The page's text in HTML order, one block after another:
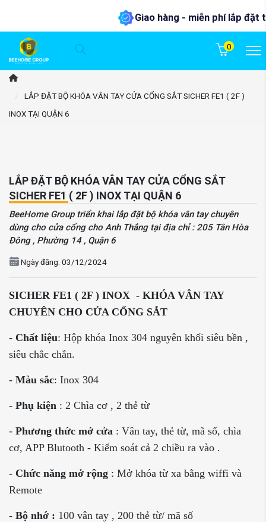
Giao hàng - miễn phí lắp đặt tại
0
LẮP ĐẶT BỘ KHÓA VÂN TAY CỬA CỔNG SẮT SICHER FE1 ( 2F )
INOX TẠI QUẬN 6
LẮP ĐẶT BỘ KHÓA VÂN TAY CỬA CỔNG SẮT
SICHER FE1 ( 2F ) INOX TẠI QUẬN 6
BeeHome Group triển khai lắp đặt bộ khóa vân tay chuyên
dùng cho cửa cổng cho Anh Thắng tại địa chỉ : 205 Tân Hòa
Đông , Phường 14 , Quận 6
Ngày đăng: 03/12/2024
SICHER FE1 ( 2F ) INOX - KHÓA VÂN TAY
CHUYÊN CHO CỬA CỔNG SẮT
- Chất liệu: Hộp khóa Inox 304 nguyên khối siêu bền ,
siêu chắc chắn.
- Màu sắc: Inox 304
- Phụ kiện : 2 Chìa cơ , 2 thẻ từ
- Phương thức mở cửa : Vân tay, thẻ từ, mã số, chìa
cơ, APP Blutooth - Kiểm soát cả 2 chiều ra vào .
- Chức năng mở rộng : Mở khóa từ xa bằng wiffi và
Remote
- Bộ nhớ : 100 vân tay , 200 thẻ từ/ mã số